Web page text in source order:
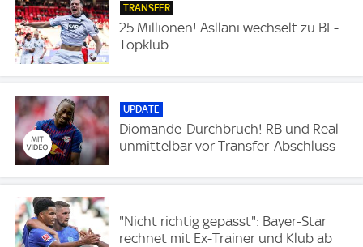
TRANSFER
25 Millionen! Asllani wechselt zu BL-
Topklub
UPDATE
Diomande-Durchbruch! RB und Real
unmittelbar vor Transfer-Abschluss
"Nicht richtig gepasst": Bayer-Star
rechnet mit Ex-Trainer und Klub ab